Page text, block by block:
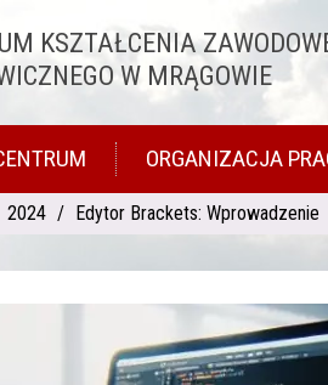
KSZTAŁCENIA
W MRĄGOWIE
ORGANIZACJA
2024 Edytor Brackets: Wprowadzenie